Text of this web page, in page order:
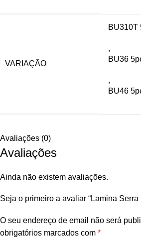
VARIAÇÃO
BU310T
,
BU36
,
BU46
Avaliações (0)
Avaliações
Ainda não existem avaliações.
Seja o primeiro a avaliar “Lamina Serra
O seu endereço de email não será
obrigatórios marcados com *